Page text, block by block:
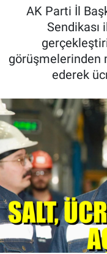
AK Parti İl
Sendikası
görüşmelerinden
ederek